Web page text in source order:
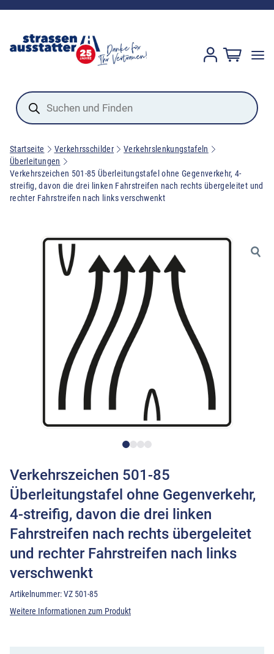
Products
search
Startseite Verkehrsschilder
Verkehrslenkungstafeln
Überleitungen
Verkehrszeichen 501-85 Überleitungstafel ohne Gegenverkehr, 4-
streifig, davon die drei linken Fahrstreifen nach rechts übergeleitet und
rechter Fahrstreifen nach links verschwenkt
Verkehrszeichen 501-85
Überleitungstafel ohne Gegenverkehr,
4-streifig, davon die drei linken
Fahrstreifen nach rechts übergeleitet
und rechter Fahrstreifen nach links
verschwenkt
Artikelnummer:VZ 501-85
Weitere Informationen zum Produkt